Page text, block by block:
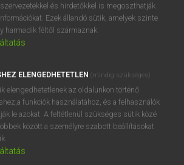
OFFICE BŐVÍTMÉNY
BEÉPÜLŐ SZÓTÁRMODUL
ONLINE NYELVVIZSGA
FELHASZNÁLÓKNAK
TANULÓKNAK
INTÉZMÉNYEKNEK
MEGOLDÁSOK
és hirdetőkkel is megoszthatják
Ezek állandó sütik, amelyek szinte
harmadik féltől származnak.
ELENGEDHETETLEN (mindig szükséges)
elengedhetetlenek az oldalunkon történő
funkciók használatához, és a felhasználók
le azokat. A feltétlenül szükséges sütik közé
között a személyre szabott beállításokat